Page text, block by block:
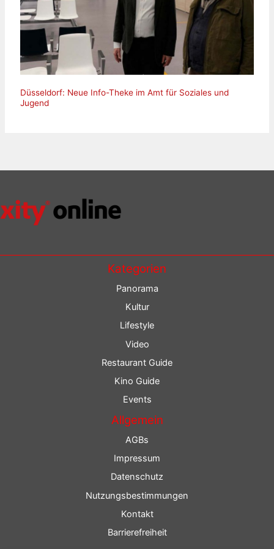
Düsseldorf: Neue Info-Theke im Amt für Soziales und
Jugend
Kategorien
Panorama
Kultur
Lifestyle
Video
Restaurant Guide
Kino Guide
Events
Allgemein
AGBs
Impressum
Datenschutz
Nutzungsbestimmungen
Kontakt
Barrierefreiheit